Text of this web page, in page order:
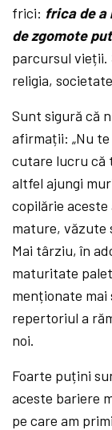
frici: frica de a
de zgomote
parcursul vieții.
religia,
Sunt sigură că
afirmații: „Nu te
cutare lucru că
altfel ajungi
copilărie
mature, văzute
Mai târziu, în
maturitate
menționate
repertoriul a
noi.
Foarte puțini
aceste bariere
pe care am